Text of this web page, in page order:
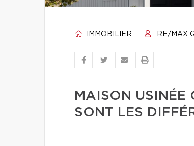
IMMOBILIER RE/MAX
MAISON USINÉE
SONT LES